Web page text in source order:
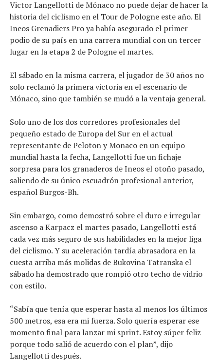
Victor Langellotti de Mónaco no puede dejar de hacer la
historia del ciclismo en el Tour de Pologne este año. El
Ineos Grenadiers Pro ya había asegurado el primer
podio de su país en una carrera mundial con un tercer
lugar en la etapa 2 de Pologne el martes.
El sábado en la misma carrera, el jugador de 30 años no
solo reclamó la primera victoria en el escenario de
Mónaco, sino que también se mudó a la ventaja general.
Solo uno de los dos corredores profesionales del
pequeño estado de Europa del Sur en el actual
representante de Peloton y Monaco en un equipo
mundial hasta la fecha, Langellotti fue un fichaje
sorpresa para los granaderos de Ineos el otoño pasado,
saliendo de su único escuadrón profesional anterior,
español Burgos-Bh.
Sin embargo, como demostró sobre el duro e irregular
ascenso a Karpacz el martes pasado, Langellotti está
cada vez más seguro de sus habilidades en la mejor liga
del ciclismo. Y su aceleración tardía abrasadora en la
cuesta arriba más molidas de Bukovina Tatranska el
sábado ha demostrado que rompió otro techo de vidrio
con estilo.
“Sabía que tenía que esperar hasta al menos los últimos
500 metros, esa era mi fuerza. Solo quería esperar ese
momento final para lanzar mi sprint. Estoy súper feliz
porque todo salió de acuerdo con el plan”, dijo
Langellotti después.
Noticias
Tecnologías
Consejo
Tendencias
Artículos
El equipo